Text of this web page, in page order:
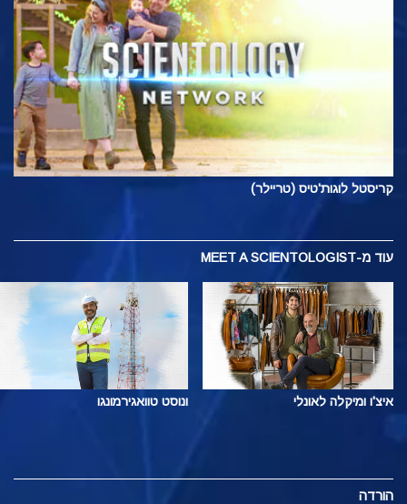
קריסטל לוגות'טיס (טריילר)
עוד מ-MEET A SCIENTOLOGIST
איצ'ו ומיקלה לאונלי ונוסט טוואגירמונגו
הורדה